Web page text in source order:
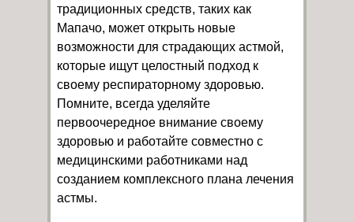
традиционных средств, таких как
Мапачо, может открыть новые
возможности для страдающих астмой,
которые ищут целостный подход к
своему респираторному здоровью.
Помните, всегда уделяйте
первоочередное внимание своему
здоровью и работайте совместно с
медицинскими работниками над
созданием комплексного плана лечения
астмы.